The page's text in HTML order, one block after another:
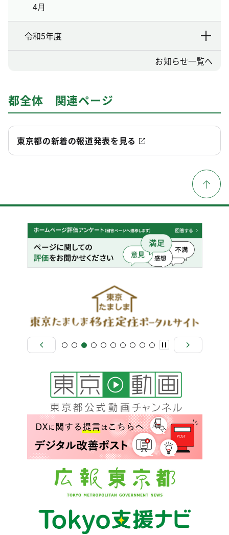
4月
令和5年度
お知らせ一覧へ
都全体 関連ページ
東京都の新着の報道発表を見る